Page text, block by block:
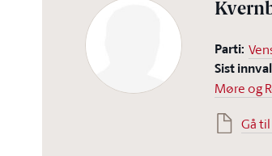
Parti:
Sist
Møre og
Gå